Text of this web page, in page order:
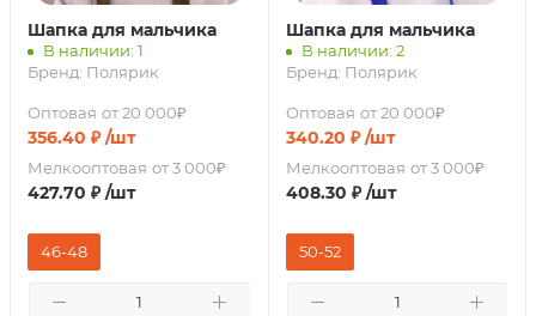
Шапка для мальчика
В наличии: 1
Бренд: Полярик
Оптовая от 20 000₽
356.40 ₽ /шт
Мелкооптовая от 3 000₽
427.70 ₽ /шт
46-48
Шапка для мальчика
В наличии: 2
Бренд: Полярик
Оптовая от 20 000₽
340.20 ₽ /шт
Мелкооптовая от 3 000₽
408.30 ₽ /шт
50-52